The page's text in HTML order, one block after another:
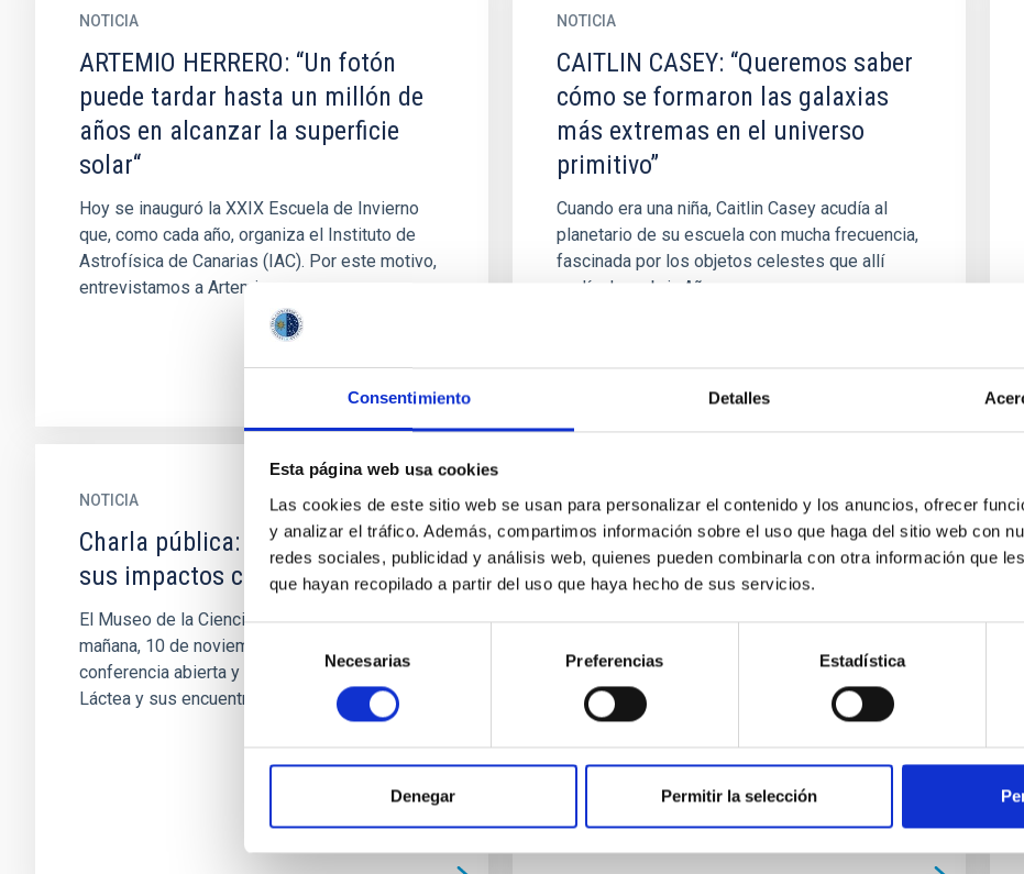
Consentimiento Detalles
Esta página web usa cookies
Las cookies de este sitio web se usan para personalizar el contenido y los anuncios, ofrecer
y analizar el tráfico. Además, compartimos información sobre el uso que haga del sitio web con
redes sociales, publicidad y análisis web, quienes pueden combinarla con otra información que
que hayan recopilado a partir del uso que haya hecho de sus servicios.
consentimiento
Necesarias Preferencias Estadística
Denegar Permitir la selección
NOTICIA
ARTEMIO HERRERO: “Un fotón
puede tardar hasta un millón de
años en alcanzar la superficie
solar“
Hoy se inauguró la XXIX Escuela de Invierno
que, como cada año, organiza el Instituto de
Astrofísica de Canarias (IAC). Por este motivo,
entrevistamos a Artemio...
NOTICIA
CAITLIN CASEY: “Queremos saber
cómo se formaron las galaxias
más extremas en el universo
primitivo”
Cuando era una niña, Caitlin Casey acudía al
planetario de su escuela con mucha frecuencia,
fascinada por los objetos celestes que allí
podía descubrir. Años...
NOTICIA
Charla pública: La Vía Láctea y
sus impactos con otras galaxias
El Museo de la Ciencia y el Cosmos acogerá
mañana, 10 de noviembre a las 18.00 horas, la
conferencia abierta y gratuita llamada “La Vía
Láctea y sus encuentros...
NOTICIA
Charla pública: “Formación y
evolución de las grandes
Mañana viernes, 26 de noviembre, a las 18
horas, en el Museo de la Ciencia y el Cosmos,
divulgativa “Formación y...